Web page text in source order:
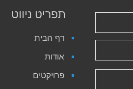
תפריט ניווט
דף הבית
אודות
פרויקטים